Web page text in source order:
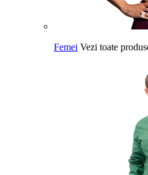
Femei Vezi toate